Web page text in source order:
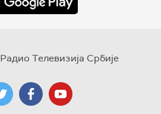
Радио Телевизија Србије